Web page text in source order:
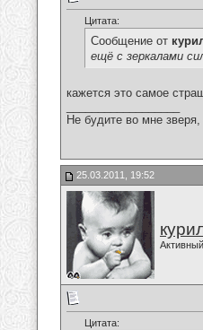
Цитата:
Сообщение от
ещё с зеркалами
кажется это самое
Не будите во мне
25.03.2011, 19:52
Цитата: